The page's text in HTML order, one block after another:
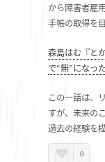
から障害者雇
手帳の取得を
森島はむ『と
で“無”になっ
この一話は、
すが、未来の
過去の経験を
0